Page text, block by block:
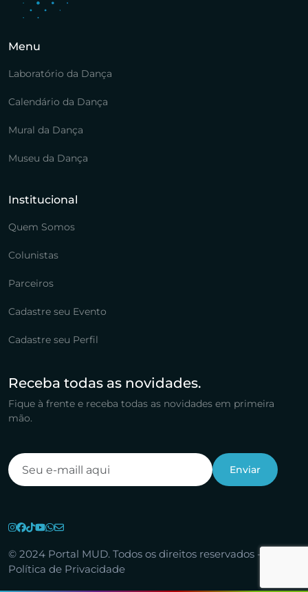
Menu
Laboratório da Dança
Calendário da Dança
Mural da Dança
Museu da Dança
Institucional
Quem Somos
Colunistas
Parceiros
Cadastre seu Evento
Cadastre seu Perfil
Receba todas as novidades.
Fique à frente e receba todas as novidades em primeira
mão.
© 2024 Portal MUD. Todos os direitos reservados -
Política de Privacidade